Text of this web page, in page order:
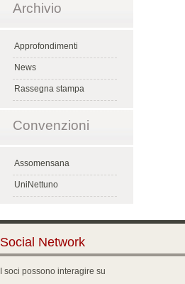
Archivio
Approfondimenti
News
Rassegna stampa
Convenzioni
Assomensana
UniNettuno
Social Network
I soci possono interagire su